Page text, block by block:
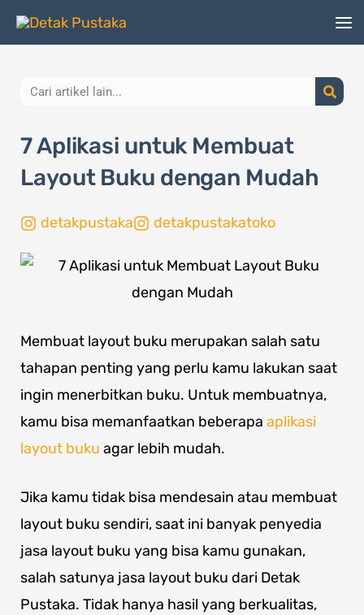
Lewati
Search
7 Aplikasi untuk Membuat
Layout Buku dengan Mudah
detakpustaka detakpustakatoko
Membuat layout buku merupakan salah satu
tahapan penting yang perlu kamu lakukan saat
ingin menerbitkan buku. Untuk membuatnya,
kamu bisa memanfaatkan beberapa aplikasi
layout buku agar lebih mudah.
Jika kamu tidak bisa mendesain atau membuat
layout buku sendiri, saat ini banyak penyedia
jasa layout buku yang bisa kamu gunakan,
salah satunya jasa layout buku dari Detak
Pustaka. Tidak hanya hasil yang berkualitas,